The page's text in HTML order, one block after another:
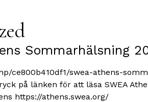
Sommarhälsning
ce800b410df1/swea-athens-
på länken för att läsa SWEA
https://athens.swea.org/